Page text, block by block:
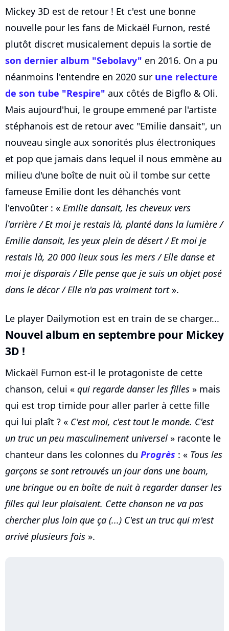
Mickey 3D est de retour ! Et c'est une bonne
nouvelle pour les fans de Mickaël Furnon, resté
plutôt discret musicalement depuis la sortie de
son dernier album "Sebolavy" en 2016. On a pu
néanmoins l'entendre en 2020 sur une relecture
de son tube "Respire" aux côtés de Bigflo & Oli.
Mais aujourd'hui, le groupe emmené par l'artiste
stéphanois est de retour avec "Emilie dansait", un
nouveau single aux sonorités plus électroniques
et pop que jamais dans lequel il nous emmène au
milieu d'une boîte de nuit où il tombe sur cette
fameuse Emilie dont les déhanchés vont
l'envoûter : « Emilie dansait, les cheveux vers
l'arrière / Et moi je restais là, planté dans la lumière /
Emilie dansait, les yeux plein de désert / Et moi je
restais là, 20 000 lieux sous les mers / Elle danse et
moi je disparais / Elle pense que je suis un objet posé
dans le décor / Elle n'a pas vraiment tort».
Le player Dailymotion est en train de se charger...
Nouvel album en septembre pour Mickey
3D !
Mickaël Furnon est-il le protagoniste de cette
chanson, celui « qui regarde danser les filles » mais
qui est trop timide pour aller parler à cette fille
qui lui plaît ? « C'est moi, c'est tout le monde. C'est
un truc un peu masculinement universel » raconte le
chanteur dans les colonnes du Progrès : « Tous les
garçons se sont retrouvés un jour dans une boum,
une bringue ou en boîte de nuit à regarder danser les
filles qui leur plaisaient. Cette chanson ne va pas
chercher plus loin que ça (...) C'est un truc qui m'est
arrivé plusieurs fois ».